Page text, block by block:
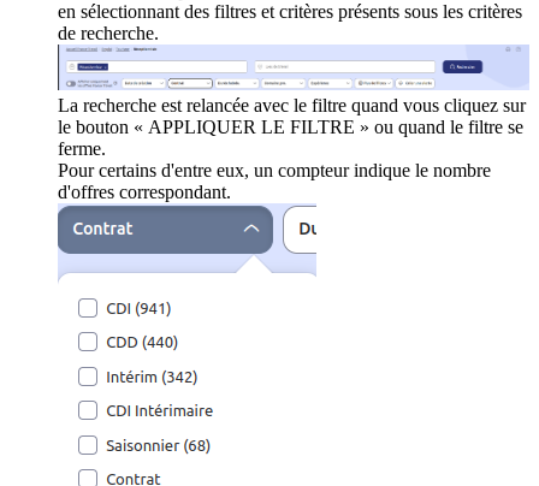
en sélectionnant des filtres et critères présents sous les critères
de recherche.
La recherche est relancée avec le filtre quand vous cliquez sur
le bouton « APPLIQUER LE FILTRE » ou quand le filtre se
ferme.
Pour certains d'entre eux, un compteur indique le nombre
d'offres correspondant.